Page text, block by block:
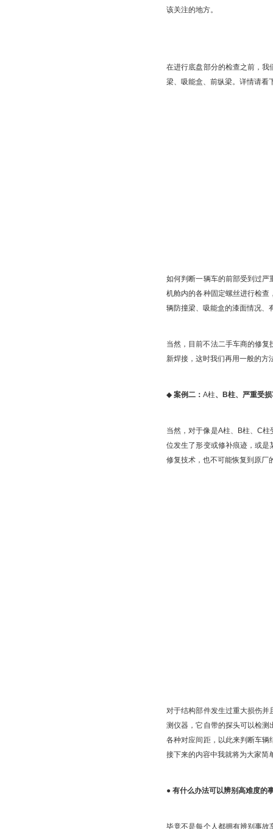
该关注的地方。
在进行底盘部分的检查之前，
梁、吸能盒、前纵梁。详情请看
如何判断一辆车的前部受到过
机舱内的各种固定螺丝进行检
辆防撞梁、吸能盒的漆面情况、
当然，目前不法二手车商的修
新焊接，这时我们再用一般的方
◆ 案例二： A柱、B柱、严重受
当然，对于像是A柱、B柱、C
位发生了形变或修补痕迹，或
修复技术，也不可能恢复到原厂
对于结构部件发生过重大损伤
测仪器，它自带的探头可以检
各种对应间距，以此来判断车
接下来的内容中我就将为大家简
● 有什么办法可以辨别高难度的
毕竟不是每个人都拥有辨别事